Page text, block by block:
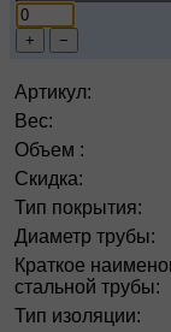
+ −
Артикул:
Вес:
Объем :
Скидка:
Тип покрытия:
Диаметр трубы:
Краткое
стальной трубы:
Тип изоляции: